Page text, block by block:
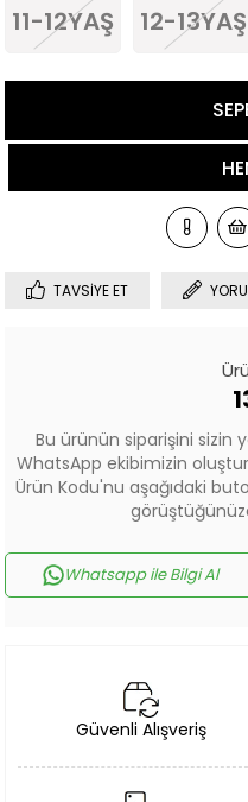
11-12YAŞ 12-13YAŞ
TAVSIYE ET
Bu ürünün siparişini sizin
WhatsApp ekibimizin
Ürün Kodu'nu aşağıdaki
Whatsapp ile Bilgi Al
Güvenli Alışveriş